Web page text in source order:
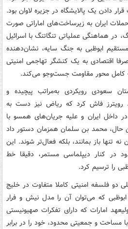
دادن یک پالایشگاه در جزیره لاوان بود.
ایران به زیرساخت‌های اماراتی صورت
در هماهنگی عملیاتی تنگاتنگ با اسرائیل
ابوظبی به جنگ سایه، نشان‌دهنده
اقتصادی به یک کنشگر تهاجمی امنیتی
کامل محور مقاومت جست‌وجو می‌کند.
سعودی رویکردی به‌مراتب پیچیده‌ و
رویترز فاش کرد که ریاض نیز دست به
داخل ایران و علیه جریان‌های همسو با
حال، محمد بن سلمان همزمان دستور داد
نه تنها باز بمانند، بلکه فعال‌تر شوند. این
در کنار دیپلماسی مستمر، دقیقا خط
را ترسیم کرد.
دو فلسفه امنیتی کاملا متفاوت در خلیج
که می‌توان آن را مدل نیش و فرار
امارات که دارای تفکرات صهیونیستی
مساحت و جمعیتی محدود، خود را در برابر